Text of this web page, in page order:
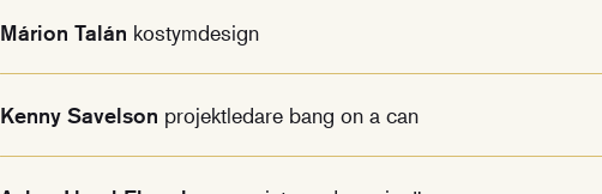
Márion Talán kostymdesign
Kenny Savelson projektledare bang on a can